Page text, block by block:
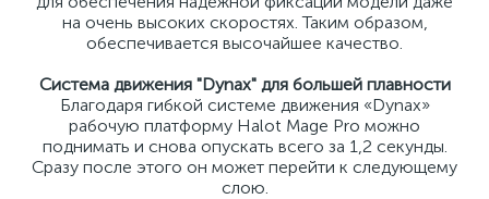
на очень высоких скоростях. Таким образом,
обеспечивается высочайшее качество.
Система движения "Dynax" для большей плавности
Благодаря гибкой системе движения «Dynax»
рабочую платформу Halot Mage Pro можно
поднимать и снова опускать всего за 1,2 секунды.
Сразу после этого он может перейти к следующему
слою.